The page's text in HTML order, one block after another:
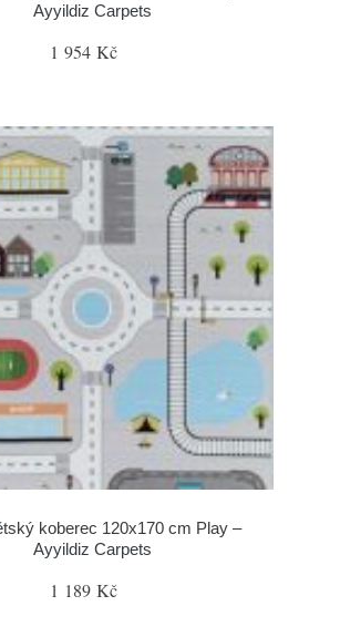
Ayyildiz Carpets
1 954 Kč
koberec 120x170 cm Play –
Ayyildiz Carpets
1 189 Kč